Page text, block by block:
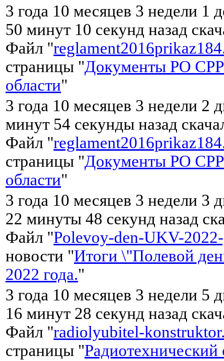
3 года 10 месяцев 3 недели 1
50 минут 10 секунд назад
Файл "
страницы "Документы РО СРР
области"
3 года 10 месяцев 3 недели 2
минут 54 секунды назад
Файл "
страницы "Документы РО СРР
области"
3 года 10 месяцев 3 недели 3
22 минуты 48 секунд назад
Файл "Polevoy-den-UKV-
новости "Итоги \"Полевой
2022 года."
3 года 10 месяцев 3 недели 5
16 минут 28 секунд назад
Файл "radiolyubitel-
страницы "Радиотехнический